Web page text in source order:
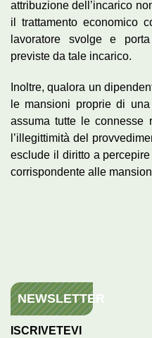
attribuzione dell’incarico
il trattamento economico
lavoratore svolge e
previste da tale incarico.
Inoltre, qualora un
le mansioni proprie di
assuma tutte le connesse
l’illegittimità del
esclude il diritto a
corrispondente alle
NEWSLETTER
ISCRIVETEVI